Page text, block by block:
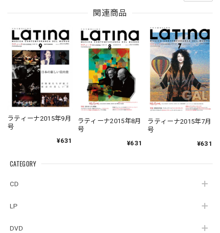
CATEGORY
CD
LP
DVD
関連商品
ラティーナ2015年9月
号
¥631
ラティーナ2015年8月
号
¥631
ラティーナ2015年7月
号
¥631